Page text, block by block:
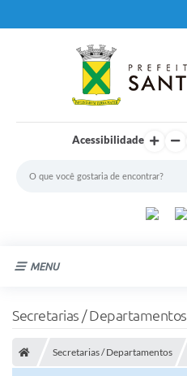
Acessibilidade
MENU
Portal de Serviços
Secretarias / Departamentos
Secretarias / Departamentos